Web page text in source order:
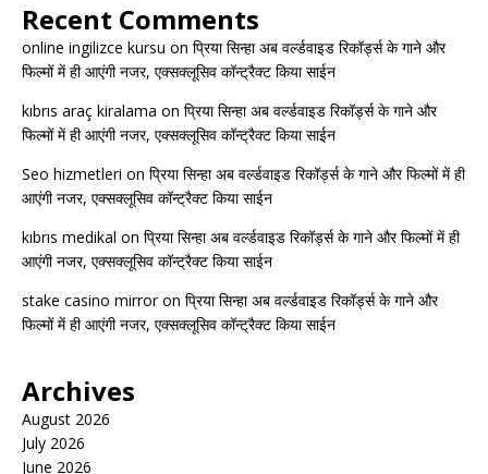
Recent Comments
online ingilizce kursu on प्रिया सिन्हा अब वर्ल्डवाइड रिकॉर्ड्स के गाने और
फिल्मों में ही आएंगी नजर, एक्सक्लूसिव कॉन्ट्रैक्ट किया साईन
kıbrıs araç kiralama on प्रिया सिन्हा अब वर्ल्डवाइड रिकॉर्ड्स के गाने और
फिल्मों में ही आएंगी नजर, एक्सक्लूसिव कॉन्ट्रैक्ट किया साईन
Seo hizmetleri on प्रिया सिन्हा अब वर्ल्डवाइड रिकॉर्ड्स के गाने और फिल्मों में ही
आएंगी नजर, एक्सक्लूसिव कॉन्ट्रैक्ट किया साईन
kıbrıs medikal on प्रिया सिन्हा अब वर्ल्डवाइड रिकॉर्ड्स के गाने और फिल्मों में ही
आएंगी नजर, एक्सक्लूसिव कॉन्ट्रैक्ट किया साईन
stake casino mirroron प्रिया सिन्हा अब वर्ल्डवाइड रिकॉर्ड्स के गाने और
फिल्मों में ही आएंगी नजर, एक्सक्लूसिव कॉन्ट्रैक्ट किया साईन
Archives
August 2026
July 2026
June 2026